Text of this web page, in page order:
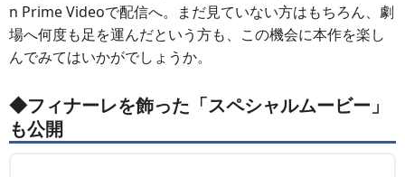
n Prime Videoで配信へ。まだ見ていない方はもちろん、劇
場へ何度も足を運んだという方も、この機会に本作を楽し
んでみてはいかがでしょうか。
◆フィナーレを飾った「スペシャルムービー」
も公開